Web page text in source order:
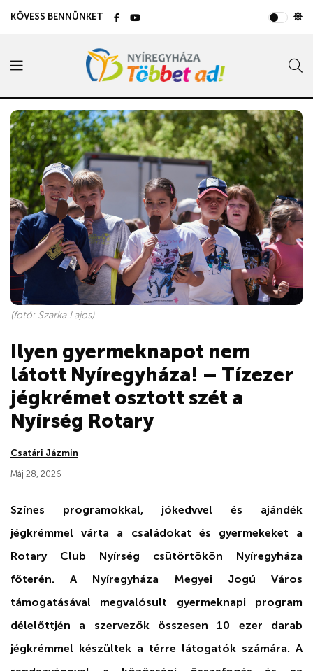
KÖVESS BENNÜNKET
(fotó: Szarka Lajos)
Ilyen gyermeknapot nem
látott Nyíregyháza! – Tízezer
jégkrémet osztott szét a
Nyírség Rotary
Csatári Jázmin
Máj 28, 2026
Színes programokkal, jókedvvel és ajándék
jégkrémmel várta a családokat és gyermekeket a
Rotary Club Nyírség csütörtökön Nyíregyháza
főterén. A Nyíregyháza Megyei Jogú Város
támogatásával megvalósult gyermeknapi program
délelőttjén a szervezők összesen 10 ezer darab
jégkrémmel készültek a térre látogatók számára. A